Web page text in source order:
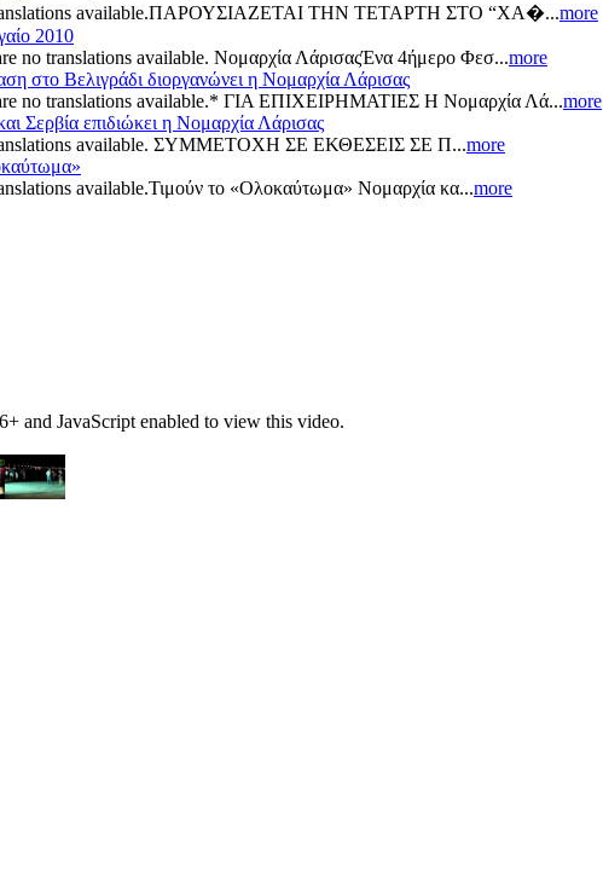
available.ΠΑΡΟΥΣΙΑΖΕΤΑΙ ΤΗΝ ΤΕΤΑΡΤΗ ΣΤΟ “ΧΑ�...more
2010
no translations available. Νομαρχία ΛάρισαςΈνα 4ήμερο Φεσ...more
στο Βελιγράδι διοργανώνει η Νομαρχία Λάρισας
no translations available.* ΓΙΑ ΕΠΙΧΕΙΡΗΜΑΤΙΕΣ Η Νομαρχία Λά...more
Σερβία επιδιώκει η Νομαρχία Λάρισας
available. ΣΥΜΜΕΤΟΧΗ ΣΕ ΕΚΘΕΣΕΙΣ ΣΕ Π...more
available.Τιμούν το «Ολοκαύτωμα» Νομαρχία κα...more
and JavaScript enabled to view this video.